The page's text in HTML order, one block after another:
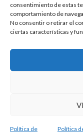
consentimiento de estas
comportamiento de
No consentir o retirar el
ciertas características y
Política de Política
©
Financiado por la
Digital por los